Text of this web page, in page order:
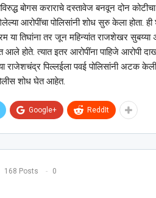
बोगस कराराचे दस्तावेज बनवून दोन
आरोपींचा पोलिसांनी शोध सुरु केला होता.
तिघांना तर जून महिन्यांत राजशेखर सुबय्या
आले होते. त्यात इतर आरोपींना पाहिजे आरोपी
राजेशचंद्र पिल्लईला पवई पोलिसांनी अटक केली.
शोध घेत आहेत.
Google+ ReddIt
168 Posts 0